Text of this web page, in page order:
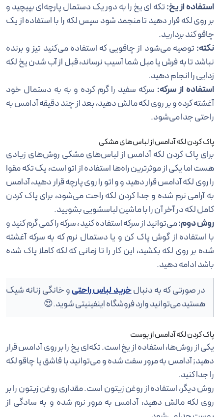
استفاده از یخ:تکه ای یخ را به دور یک دستمال پارچه‌ای بپیچید و
بر روی لکه قرار دهید تا منجمد شود سپس لکه را با استفاده از یک
چاقو کند بردارید.
نکته: توصیه می‌شود از چاقویی که استفاده می‌کنید تیز و برنده
نباشد تا به فرش یا مبل شما آسیب نرساند، قبل از آب شدن یخ لکه
زدایی را انجام دهید.
استفاده از سرکه: سرکه سفید را گرم کرده و به به دستمال خود
آغشته کرده و بر روی لکه مالش دهید، بعد از چند دقیقه آدامس به
راحتی جدا می‌شود.
پاک کردن لکه آدامس از لباس‌های مشکی
برای پاک کردن لکه آدامس از لباس‌های مشکی روش‌های زیادی
هست اما یکی از موثرترین راه‌ها‌ استفاده از اتو است، یک تکه مقوا
را روی لکه آدامس قرار دهید و و اتو را روی پارچه قرار دهید، آدامس
به آرامی نرم شده و جدا کردن لکه راحت می‌شود، برای پاک کردن
کامل لکه در آخر آن را با ماشین لباسشویی بشویید.
روش دوم:می‌توانید از سرکه استفاده کنید ، سرکه را کمی گرم کنید و
با استفاده از گوش پاک کن و یا دستمال نرم که به سرکه آغشته
شده بر روی لکه بکشید، این کار را تا زمانی که لکه کاملا پاک شده
باشد ادامه دهید.
در صورتی که به دنبالخرید لباس راحتیو خانگی زنانه شیک
هستید می‌توانید وارد فروشگاه اینفینیتی شوید.😍
پاک کردن لکه آدامس از پوست
یکی از روش‌ها، استفاده از یخ است. تکه‌ای یخ را بر روی آدامس قرار
دهید; آدامس به مرور سفت شده و می‌توانید با قاشق یا چاقو لکه
را جدا کنید.
روش دیگر، استفاده از روغن زیتون است. مقداری روغن زیتون را بر
روی لکه مالش دهید، آدامس به مرور نرم شده و به سادگی از